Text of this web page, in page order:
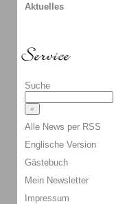
Aktuelles
Suche
Alle News per RSS
Englische Version
Gästebuch
Mein Newsletter
Impressum